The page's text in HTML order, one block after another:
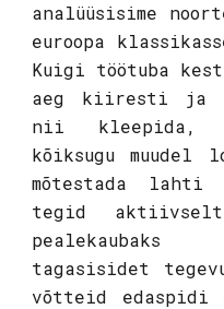
analüüsisime
euroopa
Kuigi töötuba
aeg kiiresti ja
nii kleepida,
kõiksugu
mõtestada lahti
tegid
tagasisidet
võtteid edaspidi